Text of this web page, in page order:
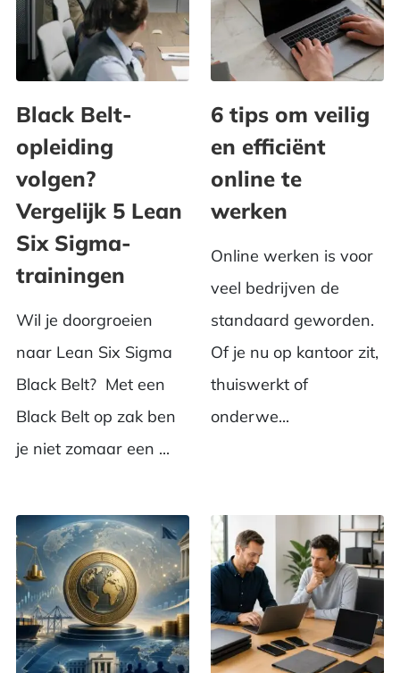
Black Belt-
opleiding
volgen?
Vergelijk 5 Lean
Six Sigma-
trainingen
Wil je doorgroeien
naar Lean Six Sigma
Black Belt? Met een
Black Belt op zak ben
je niet zomaar een ...
6 tips om veilig
en efficiënt
online te
werken
Online werken is voor
veel bedrijven de
standaard geworden.
Of je nu op kantoor zit,
thuiswerkt of
onderwe...